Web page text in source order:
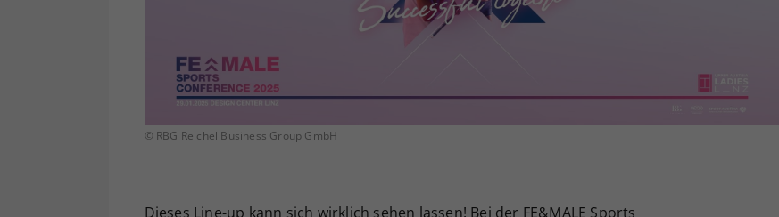
© RBG Reichel Business Group GmbH
Dieses Line-up kann sich wirklich sehen lassen! Bei der FE&MALE Sports
Ihrer vorgenommen Einstellungen, falls der